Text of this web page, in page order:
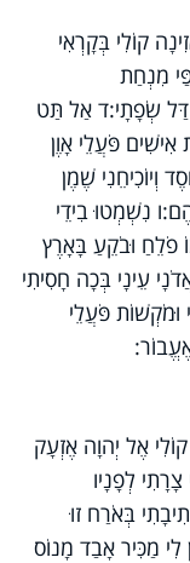
קוֹלִי בְּקָרְאִי
מִנְחַת
שְׂפָתָי:ד אַל תַּט
פֹּעֲלֵי אָוֶן
וְיוֹכִיחֵנִי שֶׁמֶן
נִשְׁמְטוּ בִידֵי
פֹלֵחַ וּבֹקֵעַ בָּאָרֶץ
עֵינָי בְּכָה חָסִיתִי
וּמֹקְשׁוֹת פֹּעֲלֵי
אֶל יְהוָה אֶזְעָק
לְפָנָיו
בְּאֹרַח זוּ
לִי מַכִּיר אָבַד מָנוֹס